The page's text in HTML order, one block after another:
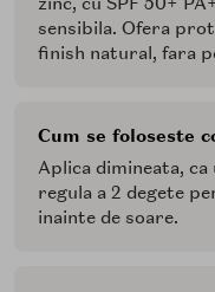
sensibila. Ofera
finish natural, fara
Cum se foloseste
Aplica dimineata,
regula a 2 degete
inainte de soare.